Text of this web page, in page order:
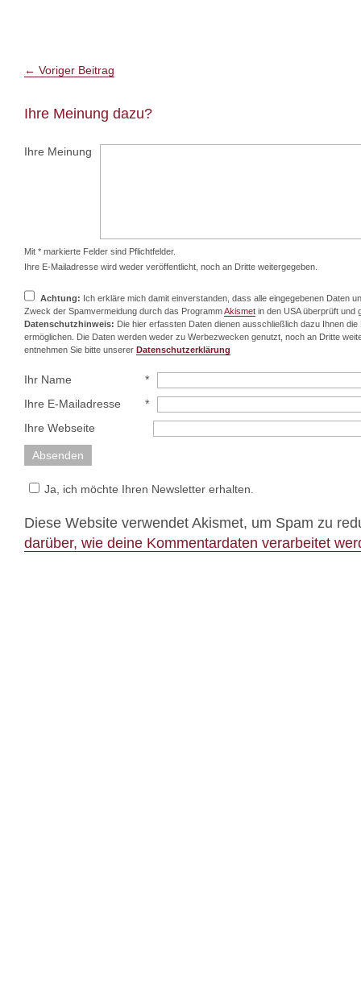
← Voriger Beitrag
Ihre Meinung dazu?
Ihre Meinung
Mit * markierte Felder sind Pflichtfelder.
Ihre E-Mailadresse wird weder veröffentlicht, noch an Dritte weitergegeben.
Achtung: Ich erkläre mich damit einverstanden, dass alle eingegebenen Daten
Zweck der Spamvermeidung durch das ProgrammAkismet in den USA überprüft und
Datenschutzhinweis: Die hier erfassten Daten dienen ausschließlich dazu Ihnen
ermöglichen. Die Daten werden weder zu Werbezwecken genutzt, noch an Dritte
entnehmen Sie bitte unserer Datenschutzerklärung
Ihr Name
*
Ihre E-Mailadresse
*
Ihre Webseite
Ja, ich möchte Ihren Newsletter erhalten.
Diese Website verwendet Akismet, um Spam zu
darüber, wie deine Kommentardaten verarbeitet